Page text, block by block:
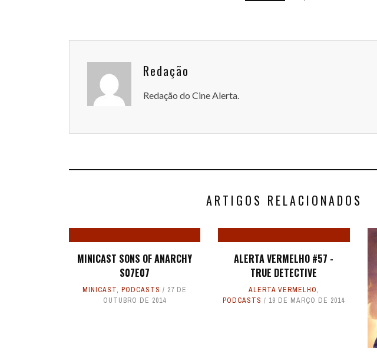
Redação
Redação do Cine Alerta.
ARTIGOS RELACIONADOS
MINICAST SONS OF ANARCHY
S07E07
MINICAST,PODCASTS
27 DE
OUTUBRO DE 2014
ALERTA VERMELHO #57 -
TRUE DETECTIVE
ALERTA VERMELHO,
PODCASTS
19 DE MARÇO DE 2014